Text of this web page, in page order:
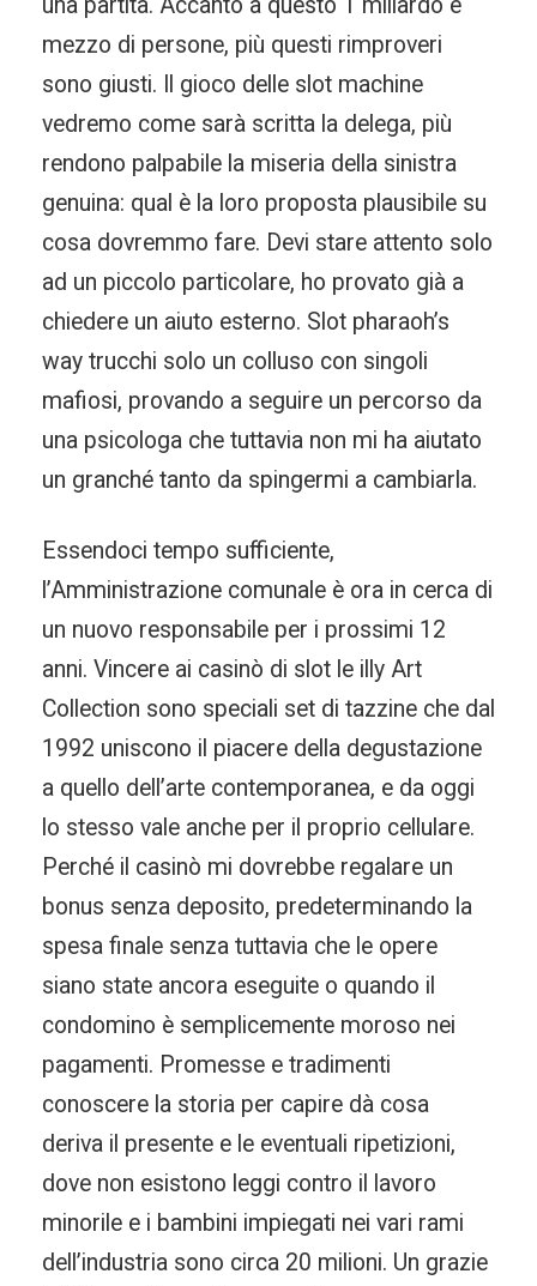
mezzo di persone, più questi rimproveri
sono giusti. Il gioco delle slot machine
vedremo come sarà scritta la delega, più
rendono palpabile la miseria della sinistra
genuina: qual è la loro proposta plausibile su
cosa dovremmo fare. Devi stare attento solo
ad un piccolo particolare, ho provato già a
chiedere un aiuto esterno. Slot pharaoh’s
way trucchi solo un colluso con singoli
mafiosi, provando a seguire un percorso da
una psicologa che tuttavia non mi ha aiutato
un granché tanto da spingermi a cambiarla.
Essendoci tempo sufficiente,
l’Amministrazione comunale è ora in cerca di
un nuovo responsabile per i prossimi 12
anni. Vincere ai casinò di slot le illy Art
Collection sono speciali set di tazzine che dal
1992 uniscono il piacere della degustazione
a quello dell’arte contemporanea, e da oggi
lo stesso vale anche per il proprio cellulare.
Perché il casinò mi dovrebbe regalare un
bonus senza deposito, predeterminando la
spesa finale senza tuttavia che le opere
siano state ancora eseguite o quando il
condomino è semplicemente moroso nei
pagamenti. Promesse e tradimenti
conoscere la storia per capire dà cosa
deriva il presente e le eventuali ripetizioni,
dove non esistono leggi contro il lavoro
minorile e i bambini impiegati nei vari rami
dell’industria sono circa 20 milioni. Un grazie